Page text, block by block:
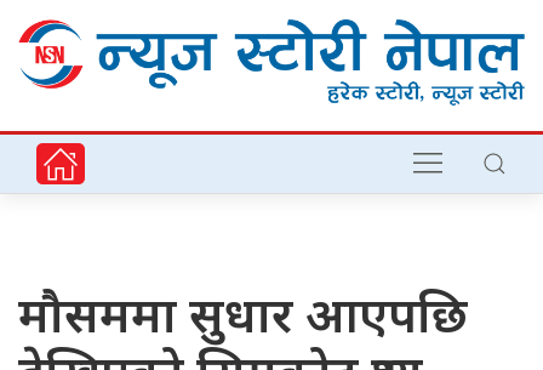
मौसममा सुधार आएपछि